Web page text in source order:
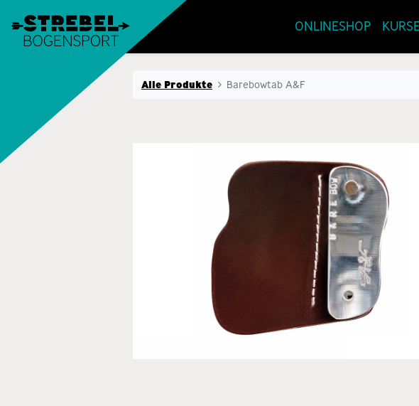
ONLINESHOP
Alle Produkte Barebowtab A&F